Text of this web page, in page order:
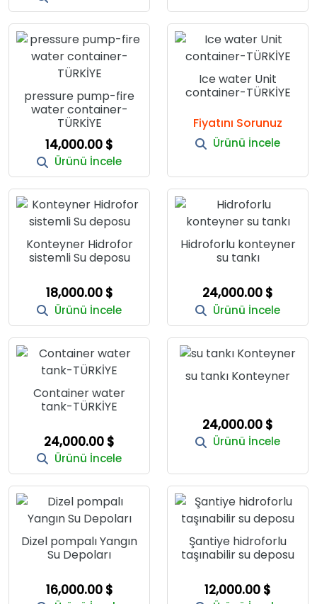
pressure pump-fire
water container-
TÜRKİYE
14,000.00 $
Ürünü İncele
Ice water Unit
container-TÜRKİYE
Fiyatını Sorunuz
Ürünü İncele
Konteyner Hidrofor
sistemli Su deposu
18,000.00 $
Ürünü İncele
Hidroforlu konteyner
su tankı
24,000.00 $
Ürünü İncele
Container water
tank-TÜRKİYE
24,000.00 $
Ürünü İncele
su tankı Konteyner
24,000.00 $
Ürünü İncele
Dizel pompalı Yangın
Su Depoları
16,000.00 $
Şantiye hidroforlu
taşınabilir su deposu
12,000.00 $